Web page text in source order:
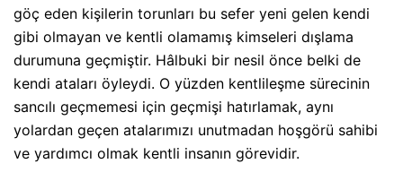
göç eden kişilerin torunları bu sefer yeni gelen kendi
gibi olmayan ve kentli olamamış kimseleri dışlama
durumuna geçmiştir. Hâlbuki bir nesil önce belki de
kendi ataları öyleydi. O yüzden kentlileşme sürecinin
sancılı geçmemesi için geçmişi hatırlamak, aynı
yolardan geçen atalarımızı unutmadan hoşgörü sahibi
ve yardımcı olmak kentli insanın görevidir.